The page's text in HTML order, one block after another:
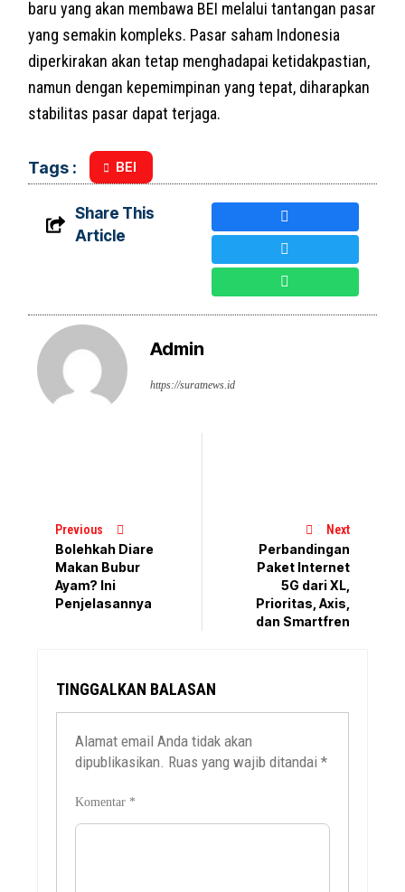
baru yang akan membawa BEI melalui tantangan pasar
yang semakin kompleks. Pasar saham Indonesia
diperkirakan akan tetap menghadapai ketidakpastian,
namun dengan kepemimpinan yang tepat, diharapkan
stabilitas pasar dapat terjaga.
Tags : BEI
Share This
Article
Admin
https://suratnews.id
Previous
Bolehkah Diare
Makan Bubur
Ayam? Ini
Penjelasannya
Next
Perbandingan
Paket Internet
5G dari XL,
Prioritas, Axis,
dan Smartfren
TINGGALKAN BALASAN
Alamat email Anda tidak akan
dipublikasikan. Ruas yang wajib ditandai*
Komentar *